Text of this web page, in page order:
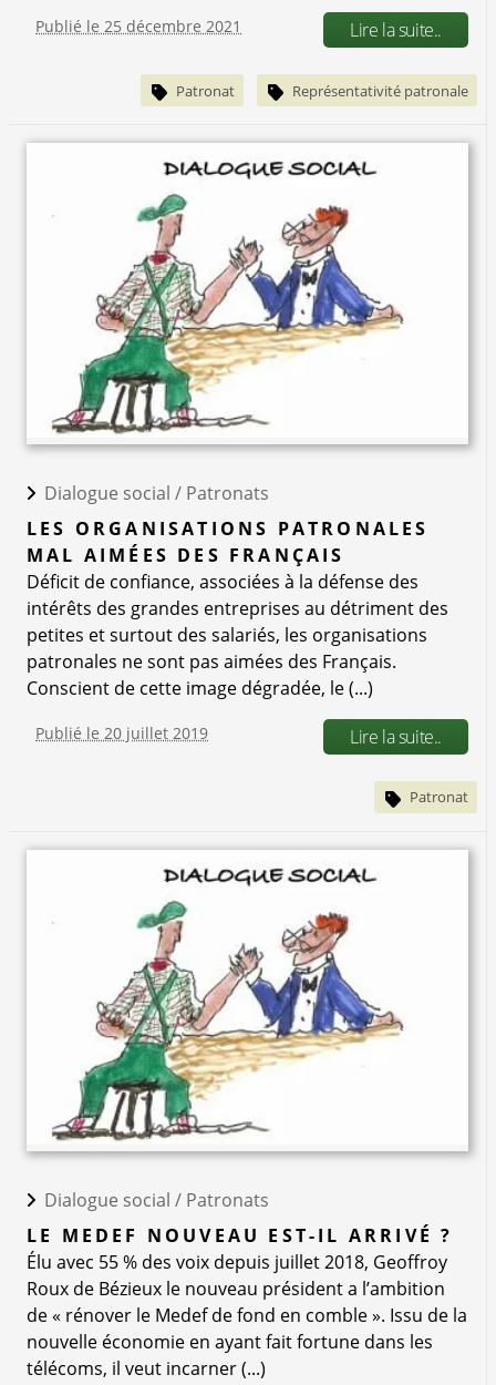
Publié le 25 décembre 2021 Lire la suite..
Patronat Représentativité patronale
Dialogue social / Patronats
LES ORGANISATIONS PATRONALES
MAL AIMÉES DES FRANÇAIS
Déficit de confiance, associées à la défense des
intérêts des grandes entreprises au détriment des
petites et surtout des salariés, les organisations
patronales ne sont pas aimées des Français.
Conscient de cette image dégradée, le (...)
Publié le 20 juillet 2019 Lire la suite..
Patronat
Dialogue social / Patronats
LE MEDEF NOUVEAU EST-IL ARRIVÉ ?
Élu avec 55 % des voix depuis juillet 2018, Geoffroy
Roux de Bézieux le nouveau président a l’ambition
de « rénover le Medef de fond en comble ». Issu de la
nouvelle économie en ayant fait fortune dans les
télécoms, il veut incarner (...)